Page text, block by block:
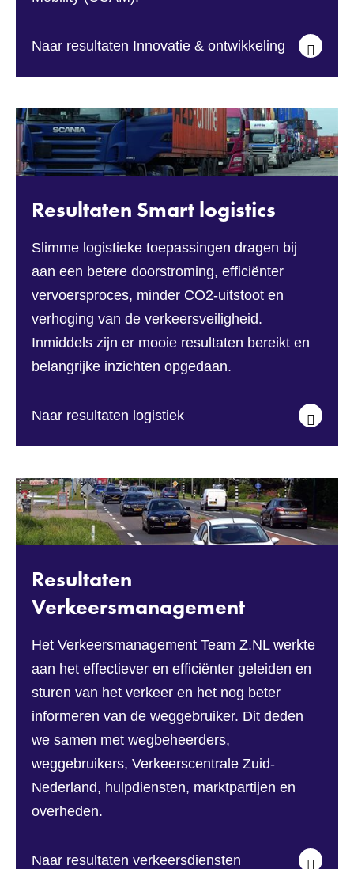
Naar resultaten Innovatie & ontwikkeling
Resultaten Smart logistics
Slimme logistieke toepassingen dragen bij
aan een betere doorstroming, efficiënter
vervoersproces, minder CO2-uitstoot en
verhoging van de verkeersveiligheid.
Inmiddels zijn er mooie resultaten bereikt en
belangrijke inzichten opgedaan.
Naar resultaten logistiek
Resultaten
Verkeersmanagement
Het Verkeersmanagement Team Z.NL werkte
aan het effectiever en efficiënter geleiden en
sturen van het verkeer en het nog beter
informeren van de weggebruiker. Dit deden
we samen met wegbeheerders,
weggebruikers, Verkeerscentrale Zuid-
Nederland, hulpdiensten, marktpartijen en
overheden.
Naar resultaten verkeersdiensten